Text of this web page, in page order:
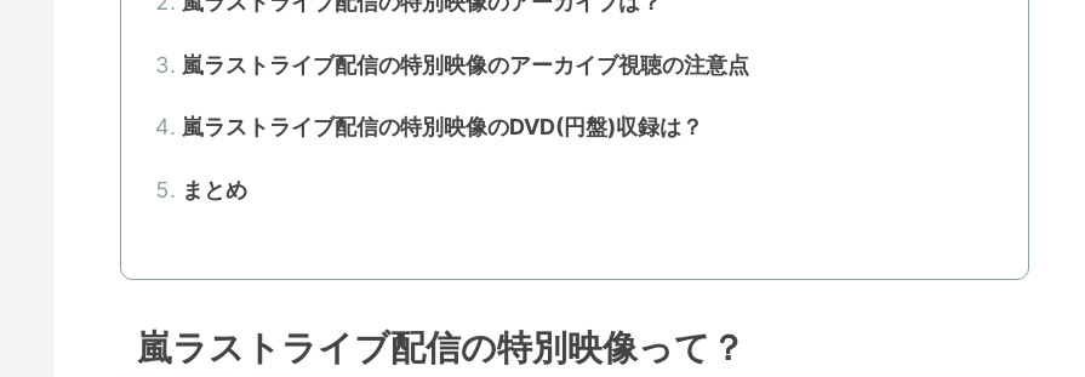
嵐ラストライブ配信の特別映像のアーカイブ視聴の注意点
嵐ラストライブ配信の特別映像のDVD(円盤)収録は？
まとめ
嵐ラストライブ配信の特別映像って？